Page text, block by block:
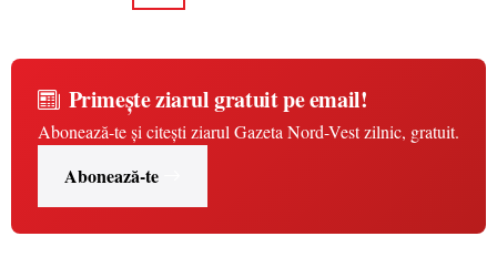
Primește ziarul gratuit pe email!
Abonează-te și citești ziarul Gazeta Nord-Vest zilnic, gratuit.
Abonează-te